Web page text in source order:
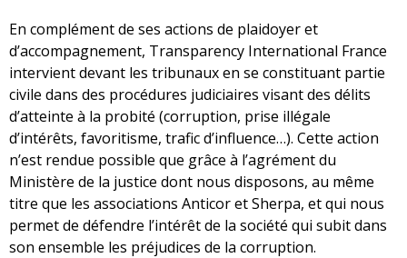
En complément de ses actions de plaidoyer et
d’accompagnement, Transparency International France
intervient devant les tribunaux en se constituant partie
civile dans des procédures judiciaires visant des délits
d’atteinte à la probité (corruption, prise illégale
d’intérêts, favoritisme, trafic d’influence…). Cette action
n’est rendue possible que grâce à l’agrément du
Ministère de la justice dont nous disposons, au même
titre que les associations Anticor et Sherpa, et qui nous
permet de défendre l’intérêt de la société qui subit dans
son ensemble les préjudices de la corruption.